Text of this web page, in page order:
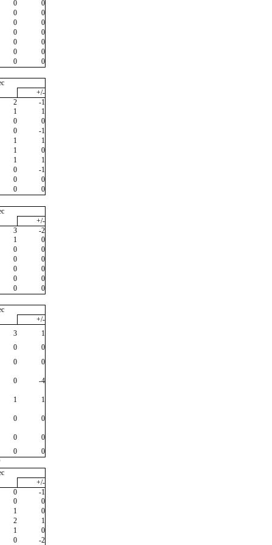
0
0
0
0
0
0
0
0
0
0
0
0
0
0
+/-
2
-1
1
1
0
0
0
-1
1
1
1
0
1
1
0
-1
0
0
0
0
+/-
3
-2
1
0
0
0
0
0
0
0
0
0
0
0
+/-
3
1
0
0
0
0
0
-4
1
1
0
0
0
0
0
0
+/-
0
-1
0
0
1
0
2
1
1
0
0
-2